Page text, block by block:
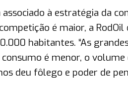
à estratégia da
é maior, a RodOil
habitantes. “As
é menor, o volume
deu fôlego e poder de